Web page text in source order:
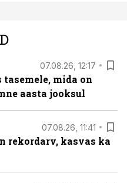
07.08.26, 12:17
mida on
aasta jooksul
07.08.26, 11:41
rekordarv, kasvas ka